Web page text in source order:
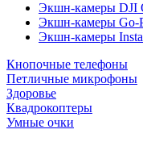
Экшн-камеры DJI
Экшн-камеры Go-
Экшн-камеры
Кнопочные телефоны
Петличные микрофоны
Здоровье
Квадрокоптеры
Умные очки